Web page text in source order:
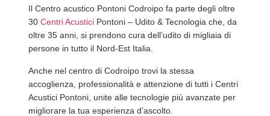
Il Centro acustico Pontoni Codroipo fa parte degli oltre
30 Centri Acustici Pontoni – Udito & Tecnologia che, da
oltre 35 anni, si prendono cura dell’udito di migliaia di
persone in tutto il Nord-Est Italia.
Anche nel centro di Codroipo trovi la stessa
accoglienza, professionalità e attenzione di tutti i Centri
Acustici Pontoni, unite alle tecnologie più avanzate per
migliorare la tua esperienza d’ascolto.